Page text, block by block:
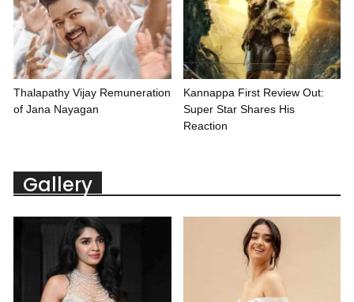
Thalapathy Vijay Remuneration
of Jana Nayagan
Kannappa First Review Out:
Super Star Shares His
Reaction
Gallery